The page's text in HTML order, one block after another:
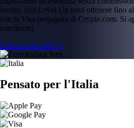
Inoltre, con Level Up puoi ottenere fino
con la Visa prepagata di Crypto.com. Si
condizioni.
Unisciti a Level Up
Pensato per l'Italia